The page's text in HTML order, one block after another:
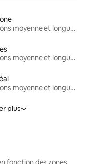
Locations moyenne et longue durée
Locations moyenne et longue durée
Locations moyenne et longue durée
plus
fonction des zones